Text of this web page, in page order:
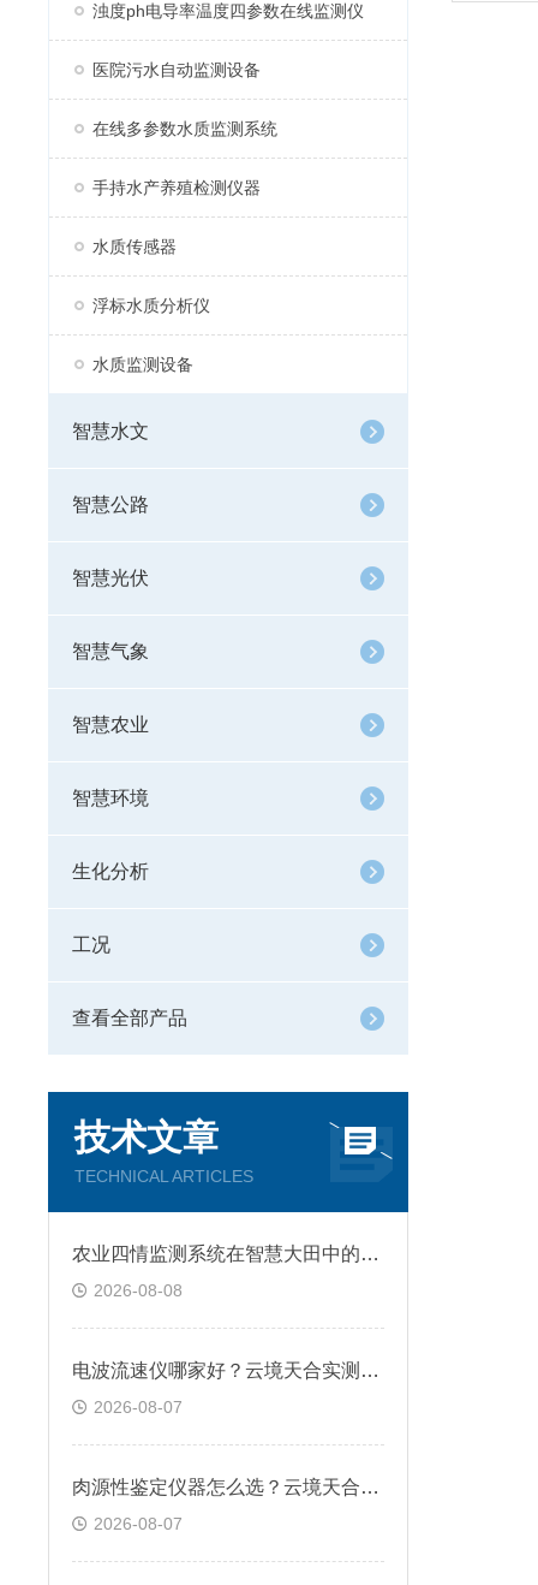
浊度ph电导率温度四参数在线监测仪
医院污水自动监测设备
在线多参数水质监测系统
手持水产养殖检测仪器
水质传感器
浮标水质分析仪
水质监测设备
智慧水文
智慧公路
智慧光伏
智慧气象
智慧农业
智慧环境
生化分析
工况
查看全部产品
技术文章
TECHNICAL ARTICLES
农业四情监测系统在智慧大田中的应用与管理
2026-08-08
电波流速仪哪家好？云境天合实测：重量不足1kg，单人手持即可完成野外测流
2026-08-07
肉源性鉴定仪器怎么选？云境天合设备便携设计+7寸触屏，野外快检不设限
2026-08-07